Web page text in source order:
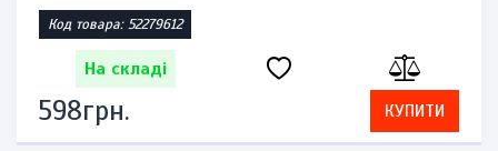
Код товара: 52279612
На складі
598грн. КУПИТИ